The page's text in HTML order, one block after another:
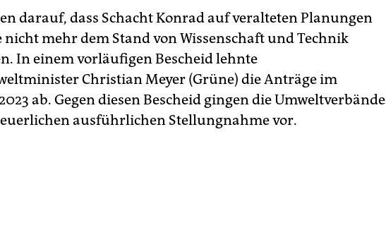
darauf, dass Schacht Konrad auf veralteten Planungen
nicht mehr dem Stand von Wissenschaft und Technik
In einem vorläufigen Bescheid lehnte
Christian Meyer (Grüne) die Anträge im
ab. Gegen diesen Bescheid gingen die Umweltverbände
ausführlichen Stellungnahme vor.